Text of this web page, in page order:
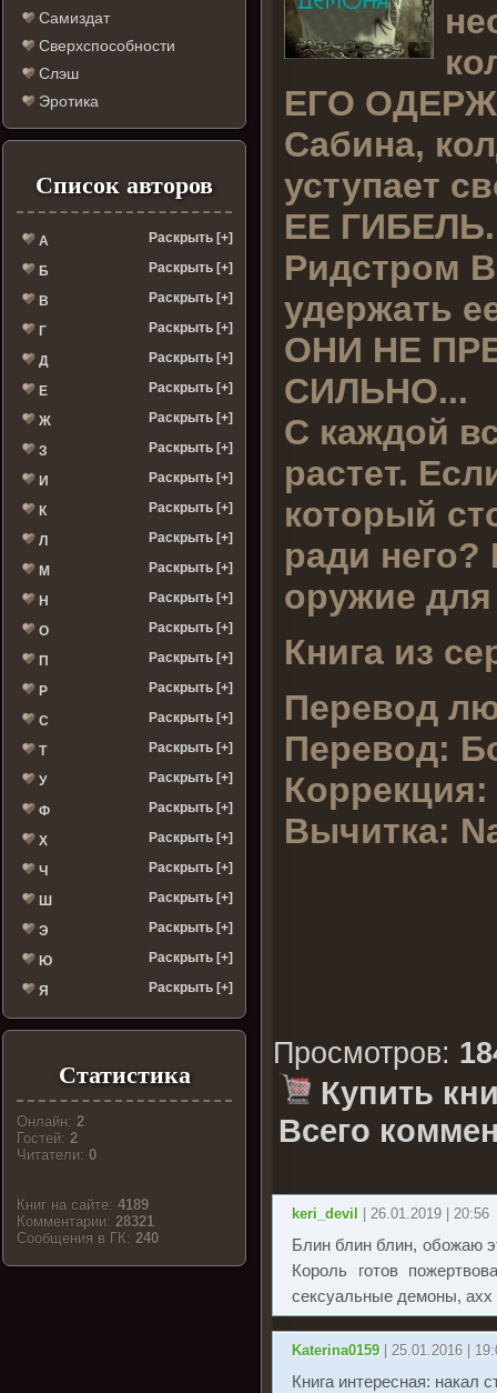
Самиздат
Сверхспособности
Слэш
Эротика
Список авторов
А Раскрыть [+]
Б Раскрыть [+]
В Раскрыть [+]
Г Раскрыть [+]
Д Раскрыть [+]
Е Раскрыть [+]
Ж Раскрыть [+]
З Раскрыть [+]
И Раскрыть [+]
К Раскрыть [+]
Л Раскрыть [+]
М Раскрыть [+]
Н Раскрыть [+]
О Раскрыть [+]
П Раскрыть [+]
Р Раскрыть [+]
С Раскрыть [+]
Т Раскрыть [+]
У Раскрыть [+]
Ф Раскрыть [+]
Х Раскрыть [+]
Ч Раскрыть [+]
Ш Раскрыть [+]
Э Раскрыть [+]
Ю Раскрыть [+]
Я Раскрыть [+]
Статистика
Онлайн:2
Гостей:2
Читатели:0
Книг на сайте:4189
Комментарии:28321
Cообщения в ГК:240
ЕГО
Сабина,
уступает
ЕЕ
Ридстром
удержать
ОНИ НЕ
СИЛЬНО...
С каждой
растет.
который
ради
оружие
Книга из
Перевод
Перевод:
Коррекция:
Вычитка:
Просмотров:
Купить
Всего
keri_devil | 26.01.2019 | 20:56
Блин блин блин, обожаю
Король готов
сексуальные демоны, ахх
Katerina0159 | 25.01.2016 |
Книга интересная: накал